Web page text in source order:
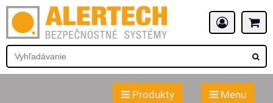
Produkty Menu